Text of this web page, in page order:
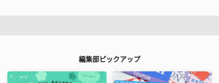
編集部ピックアップ